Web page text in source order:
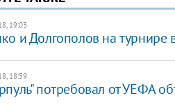
19:03
и Долгополов на турнире
18:59
потребовал от УЕФА